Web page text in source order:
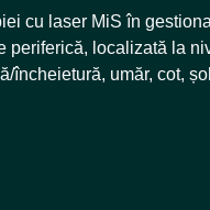
cu laser MiS în
localizată la
încheietură, umăr, cot,